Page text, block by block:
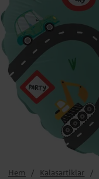
Hem Kalasartiklar